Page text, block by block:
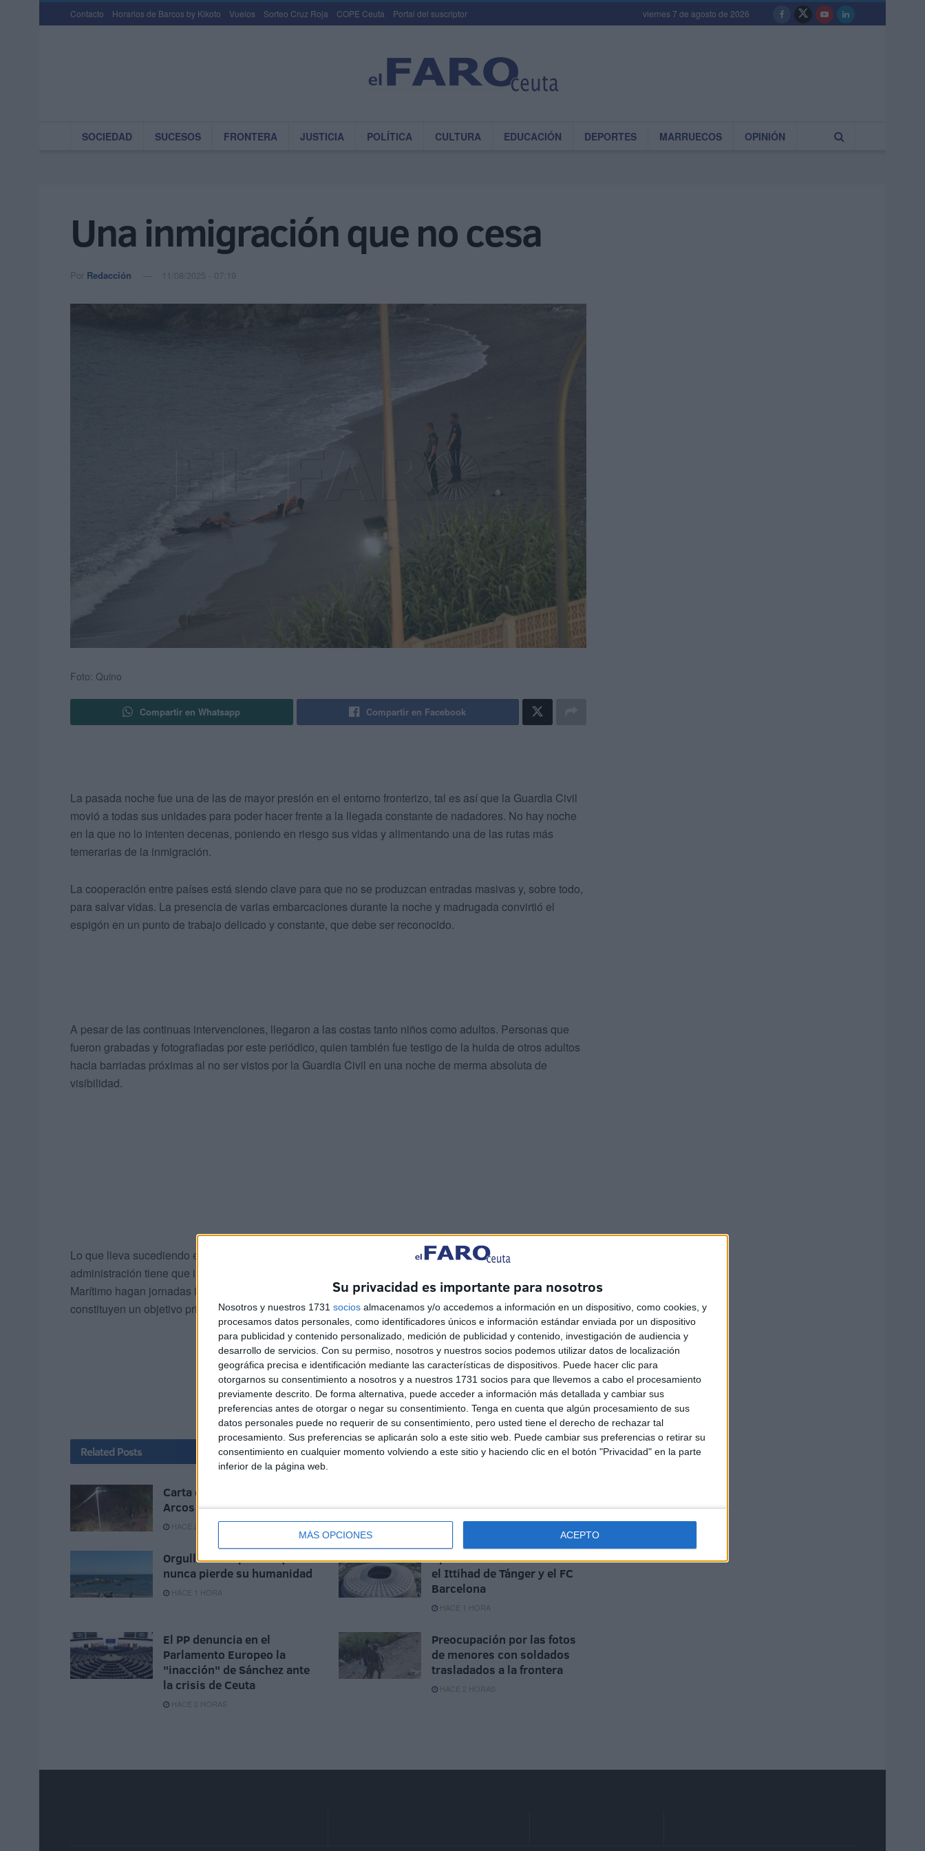
Su privacidad es importante para nosotros
Nosotros y nuestros 1731 socios almacenamos y/o accedemos a información en un dispositivo, como cookies, y
procesamos datos personales, como identificadores únicos e información estándar enviada por un dispositivo
para publicidad y contenido personalizado, medición de publicidad y contenido, investigación de audiencia y
desarrollo de servicios. Con su permiso, nosotros y nuestros socios podemos utilizar datos de localización
geográfica precisa e identificación mediante las características de dispositivos. Puede hacer clic para
otorgarnos su consentimiento a nosotros y a nuestros 1731 socios para que llevemos a cabo el procesamiento
previamente descrito. De forma alternativa, puede acceder a información más detallada y cambiar sus
preferencias antes de otorgar o negar su consentimiento. Tenga en cuenta que algún procesamiento de sus
datos personales puede no requerir de su consentimiento, pero usted tiene el derecho de rechazar tal
procesamiento. Sus preferencias se aplicarán solo a este sitio web. Puede cambiar sus preferencias o retirar su
consentimiento en cualquier momento volviendo a este sitio y haciendo clic en el botón "Privacidad" en la parte
inferior de la página web.
MÁS OPCIONES ACEPTO
Contacto Horarios de Barcos by Kikoto Vuelos Sorteo Cruz Roja COPE Ceuta Portal del suscriptor viernes 7 de agosto de 2026
SOCIEDAD SUCESOS FRONTERA JUSTICIA POLÍTICA CULTURA EDUCACIÓN DEPORTES MARRUECOS OPINIÓN
Una inmigración que no cesa
Por Redacción 11/08/2025 - 07:19
Foto: Quino
Compartir en Whatsapp Compartir en Facebook
La pasada noche fue una de las de mayor presión en el entorno fronterizo, tal es así que la Guardia Civil
movió a todas sus unidades para poder hacer frente a la llegada constante de nadadores. No hay noche
en la que no lo intenten decenas, poniendo en riesgo sus vidas y alimentando una de las rutas más
temerarias de la inmigración.
La cooperación entre países está siendo clave para que no se produzcan entradas masivas y, sobre todo,
para salvar vidas. La presencia de varias embarcaciones durante la noche y madrugada convirtió el
espigón en un punto de trabajo delicado y constante, que debe ser reconocido.
A pesar de las continuas intervenciones, llegaron a las costas tanto niños como adultos. Personas que
fueron grabadas y fotografiadas por este periódico, quien también fue testigo de la huida de otros adultos
hacia barriadas próximas al no ser vistos por la Guardia Civil en una noche de merma absoluta de
visibilidad.
Lo que lleva sucediendo en Ceuta durante varios días consecutivos no debe ser obviado sin más. La
administración tiene que implicarse con recursos suficientes, sin forzar a que unidades como el Servicio
Marítimo hagan jornadas inhumanas, sin descanso, ante la presión continua de personas en el mar que
constituyen un objetivo prioritario de acción sobre cualquier otro servicio.
Related Posts
Carta de los vecinos de
Arcos Quebrados
HACE 27 MINUTOS
herido por arma blanca
HACE 28 MINUTOS
Orgullo de un pueblo que
nunca pierde su humanidad
HACE 1 HORA
Aplazado el amistoso entre
el Ittihad de Tánger y el FC
Barcelona
HACE 1 HORA
El PP denuncia en el
Parlamento Europeo la
"inacción" de Sánchez ante
la crisis de Ceuta
HACE 2 HORAS
Preocupación por las fotos
de menores con soldados
trasladados a la frontera
HACE 2 HORAS